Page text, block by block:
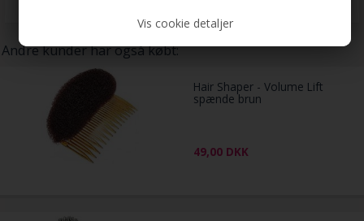
Vis cookie detaljer
Andre kunder har også købt:
Hair Shaper - Volume Lift
spænde brun
49,00 DKK